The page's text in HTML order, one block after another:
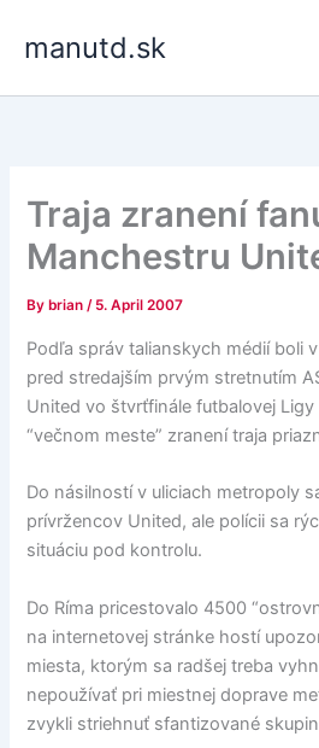
manutd.sk
Traja zranení
Manchestru
By brian/ 5. April 2007
Podľa správ talianskych médií boli
pred stredajším prvým stretnutím
United vo štvrťfinále futbalovej
“večnom meste” zranení traja
Do násilností v uliciach metropoly
prívržencov United, ale polícii sa
situáciu pod kontrolu.
Do Ríma pricestovalo 4500
na internetovej stránke hostí
miesta, ktorým sa radšej treba
nepoužívať pri miestnej doprave
zvykli striehnuť sfantizované